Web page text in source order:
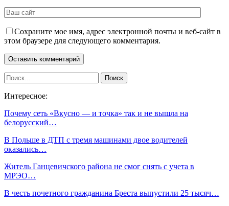
Сохраните мое имя, адрес электронной почты и веб-сайт в
этом браузере для следующего комментария.
Интересное:
Почему сеть «Вкусно — и точка» так и не вышла на
белорусский…
В Польше в ДТП с тремя машинами двое водителей
оказались…
Житель Ганцевичского района не смог снять с учета в
МРЭО…
В честь почетного гражданина Бреста выпустили 25 тысяч…